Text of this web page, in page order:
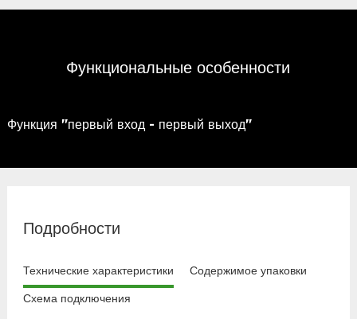
Функциональные особенности
Функция "первый вход - первый выход"
Подробности
Технические характеристики Содержимое упаковки
Схема подключения